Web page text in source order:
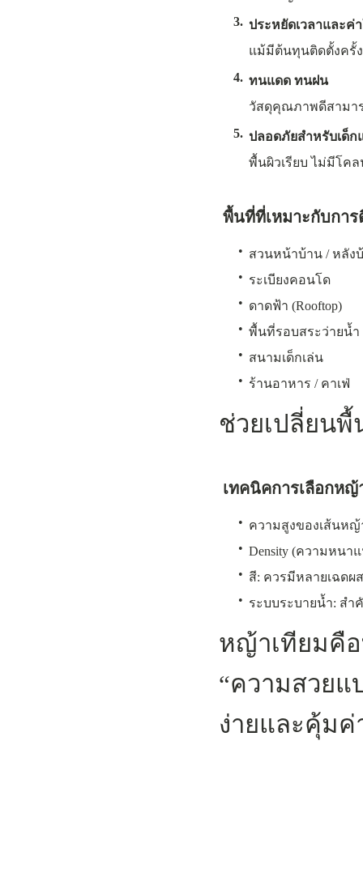
3. ประหยัดเวลาและค่
แม้มีต้นทุนติดตั้งครั้
4. ทนแดด ทนฝน
วัสดุคุณภาพดีสามา
5. ปลอดภัยสำหรับเด็ก
พื้นผิวเรียบ ไม่มีโค
พื้นที่ที่เหมาะกับกา
• สวนหน้าบ้าน / หลัง
• ระเบียงคอนโด
• ดาดฟ้า (Rooftop)
• พื้นที่รอบสระว่ายน้ำ
• สนามเด็กเล่น
• ร้านอาหาร / คาเฟ่
ช่วยเปลี่ยน
เทคนิคการเลือกหญ้
• ความสูงของเส้นหญ้
• Density (ความหนา
• สี: ควรมีหลายเฉด
• ระบบระบายน้ำ: ส
หญ้าเทียมคื
“ความสวยแ
ง่ายและคุ้มค่